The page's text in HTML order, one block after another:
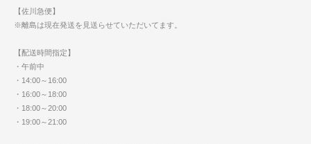
【佐川急便】
※離島は現在発送を見送らせていただいてます。
【配送時間指定】
・午前中
・14:00～16:00
・16:00～18:00
・18:00～20:00
・19:00～21:00